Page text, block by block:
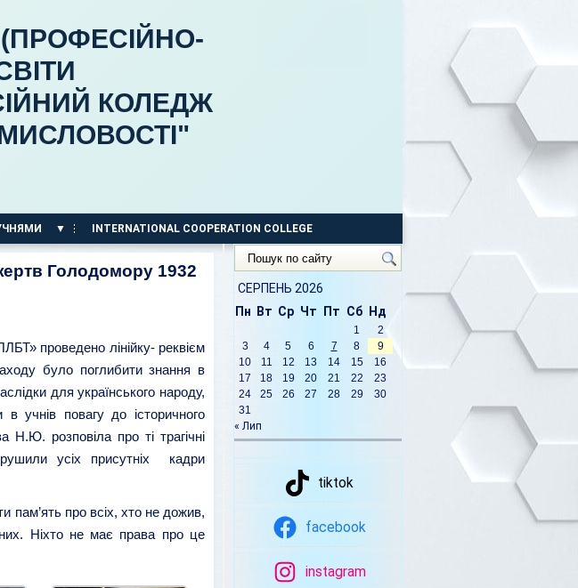
КОЛЕДЖ
INTERNATIONAL COOPERATION COLLEGE
Голодомору 1932
проведено лінійку- реквієм
було поглибити знання в
для українського народу,
учнів повагу до історичного
Н.Ю. розповіла про ті трагічні
усіх присутніх кадри
пам’ять про всіх, хто не дожив,
Ніхто не має права про це
Пошук
по
сайту
СЕРПЕНЬ 2026
Пн
Вт Ср Чт Пт Сб Нд
1
2
3
4 5 6 7 8
9
10
11 12 13 14 15
16
17
18 19 20 21 22
23
24
25 26 27 28 29
30
31
« Лип
tiktok
facebook
instagram